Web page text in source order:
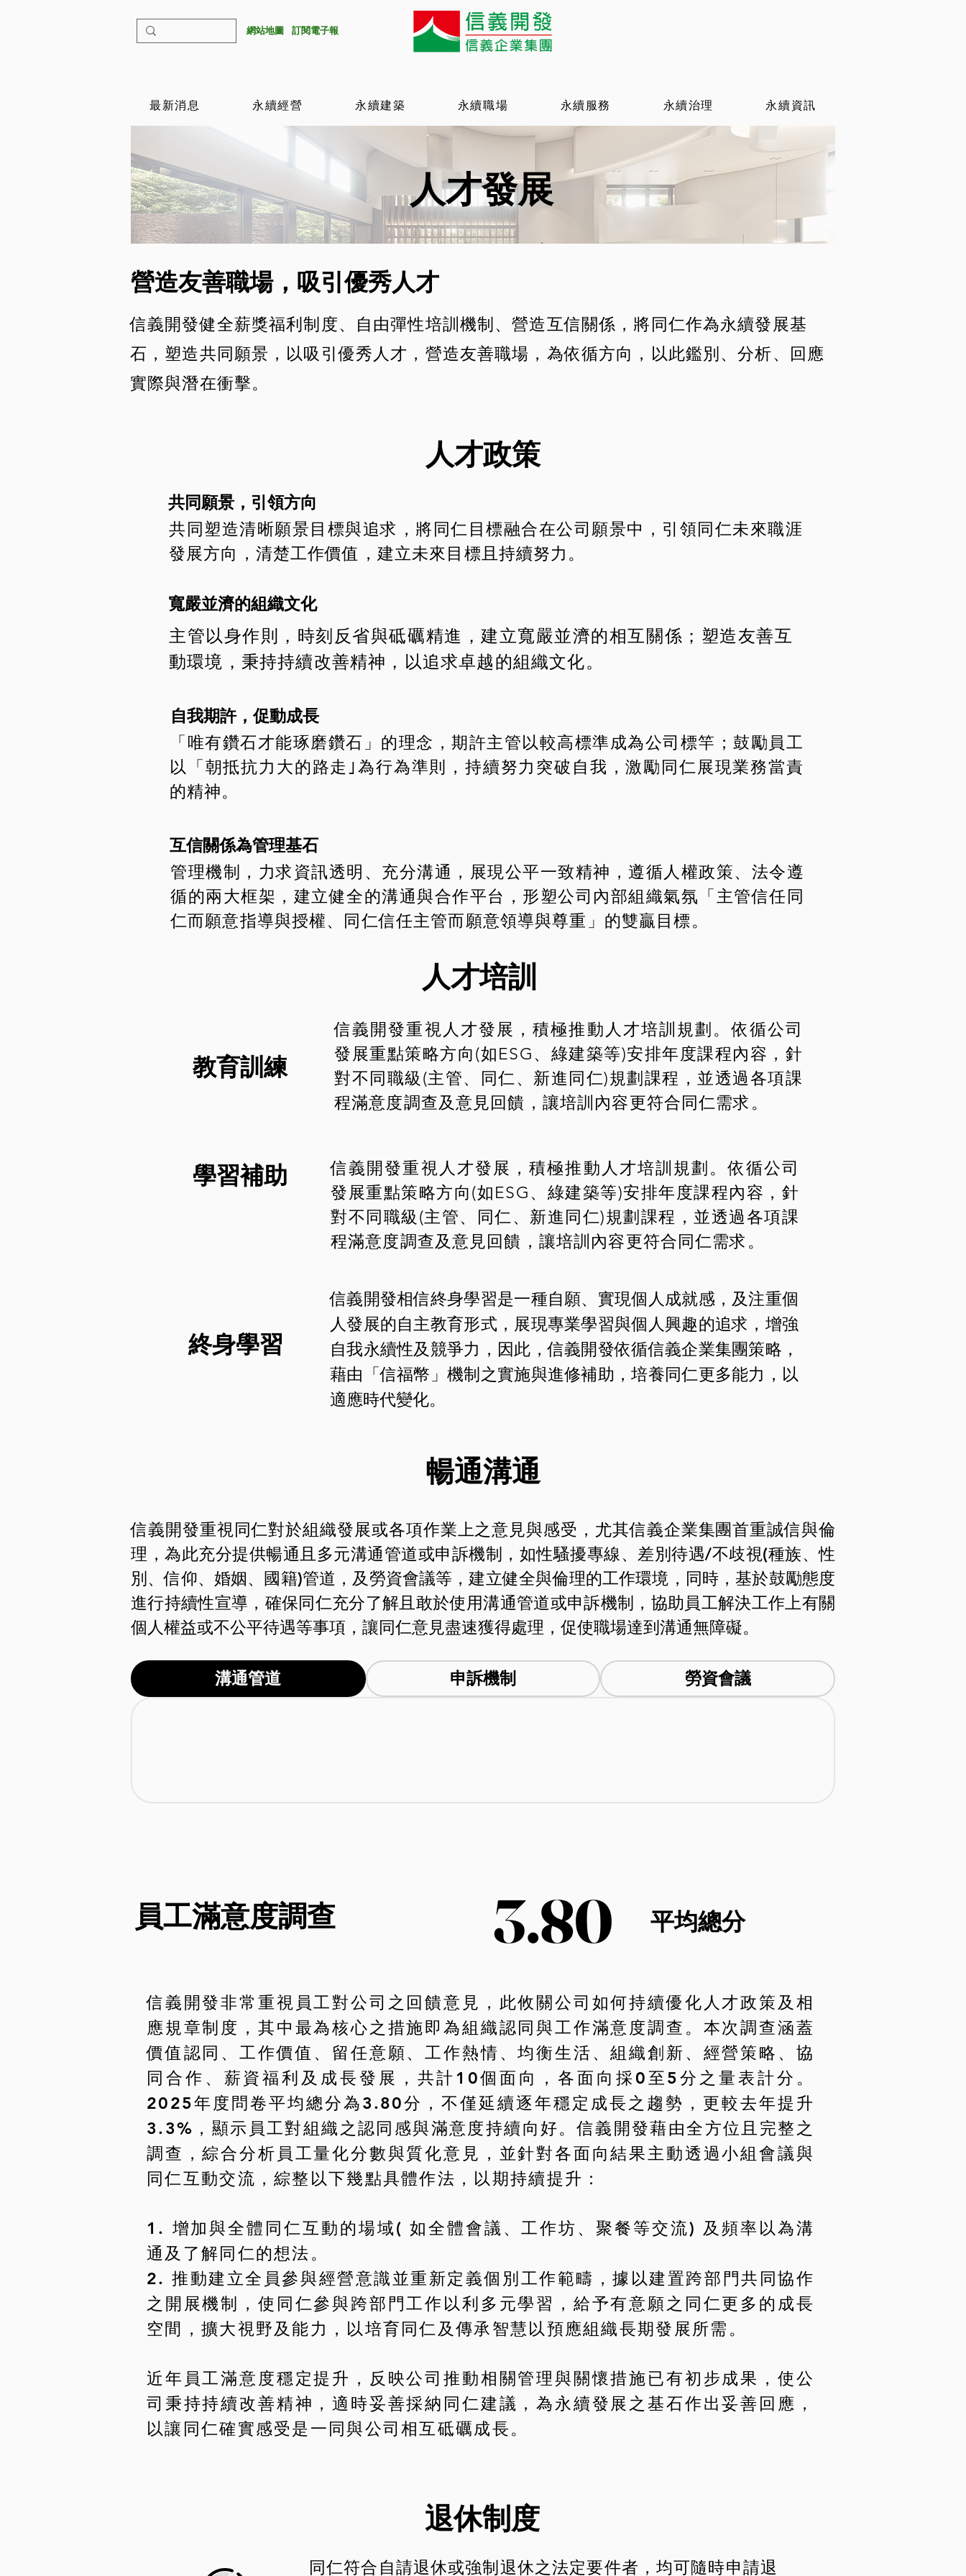
​網站地圖 ​訂閱電子報
最新消息 永續經營 永續建築 永續職場 永續服務 永續治理 永續資訊
​人才發展
營造友善職場，吸引優秀人才
信義開發健全薪獎福利制度、自由彈性培訓機制、營造互信關係，將同仁作為永續發展基
石，塑造共同願景，以吸引優秀人才，營造友善職場，為依循方向，以此鑑別、分析、回應
實際與潛在衝擊。
人才政策
共同願景，引領方向
共同塑造清晰願景目標與追求，將同仁目標融合在公司願景中，引領同仁未來職涯
發展方向，清楚工作價值，建立未來目標且持續努力。
寬嚴並濟的組織文化
主管以身作則，時刻反省與砥礪精進，建立寬嚴並濟的相互關係；塑造友善互
動環境，秉持持續改善精神，以追求卓越的組織文化。
自我期許，促動成長
「唯有鑽石才能琢磨鑽石」的理念，期許主管以較高標準成為公司標竿；鼓勵員工
以「朝抵抗力大的路走｣為行為準則，持續努力突破自我，激勵同仁展現業務當責
的精神。
互信關係為管理基石
管理機制，力求資訊透明、充分溝通，展現公平一致精神，遵循人權政策、法令遵
循的兩大框架，建立健全的溝通與合作平台，形塑公司內部組織氣氛「主管信任同
仁而願意指導與授權、同仁信任主管而願意領導與尊重」的雙贏目標。
人才培訓
​教育訓練
信義開發重視人才發展，積極推動人才培訓規劃。依循公司
發展重點策略方向(如ESG、綠建築等)安排年度課程內容，針
對不同職級(主管、同仁、新進同仁)規劃課程，並透過各項課
程滿意度調查及意見回饋，讓培訓內容更符合同仁需求。
學習補助
信義開發重視人才發展，積極推動人才培訓規劃。依循公司
發展重點策略方向(如ESG、綠建築等)安排年度課程內容，針
對不同職級(主管、同仁、新進同仁)規劃課程，並透過各項課
程滿意度調查及意見回饋，讓培訓內容更符合同仁需求。
終身學習
信義開發相信終身學習是一種自願、實現個人成就感，及注重個
人發展的自主教育形式，展現專業學習與個人興趣的追求，增強
自我永續性及競爭力，因此，信義開發依循信義企業集團策略，
藉由「信福幣」機制之實施與進修補助，培養同仁更多能力，以
適應時代變化。
暢通溝通
信義開發重視同仁對於組織發展或各項作業上之意見與感受，尤其信義企業集團首重誠信與倫
理，為此充分提供暢通且多元溝通管道或申訴機制，如性騷擾專線、差別待遇/不歧視(種族、性
別、信仰、婚姻、國籍)管道，及勞資會議等，建立健全與倫理的工作環境，同時，基於鼓勵態度
進行持續性宣導，確保同仁充分了解且敢於使用溝通管道或申訴機制，協助員工解決工作上有關
個人權益或不公平待遇等事項，讓同仁意見盡速獲得處理，促使職場達到溝通無障礙。
溝通管道 申訴機制 勞資會議
員工滿意度調查 3.80
3.80 平均總分
信義開發非常重視員工對公司之回饋意見，此攸關公司如何持續優化人才政策及相
應規章制度，其中最為核心之措施即為組織認同與工作滿意度調查。本次調查涵蓋
價值認同、工作價值、留任意願、工作熱情、均衡生活、組織創新、經營策略、協
同合作、薪資福利及成長發展，共計10個面向，各面向採0至5分之量表計分。
2025年度問卷平均總分為3.80分，不僅延續逐年穩定成長之趨勢，更較去年提升
3.3%，顯示員工對組織之認同感與滿意度持續向好。信義開發藉由全方位且完整之
調查，綜合分析員工量化分數與質化意見，並針對各面向結果主動透過小組會議與
同仁互動交流，綜整以下幾點具體作法，以期持續提升：
1. 增加與全體同仁互動的場域( 如全體會議、工作坊、聚餐等交流) 及頻率以為溝
通及了解同仁的想法。
2. 推動建立全員參與經營意識並重新定義個別工作範疇，據以建置跨部門共同協作
之開展機制，使同仁參與跨部門工作以利多元學習，給予有意願之同仁更多的成長
空間，擴大視野及能力，以培育同仁及傳承智慧以預應組織長期發展所需。
近年員工滿意度穩定提升，反映公司推動相關管理與關懷措施已有初步成果，使公
司秉持持續改善精神，適時妥善採納同仁建議，為永續發展之基石作出妥善回應，
以讓同仁確實感受是一同與公司相互砥礪成長。
退休制度
同仁符合自請退休或強制退休之法定要件者，均可隨時申請退